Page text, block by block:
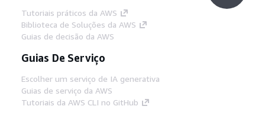
Tutoriais práticos da AWS
Biblioteca de Soluções da AWS
Guias de decisão da AWS
Guias De Serviço
Escolher um serviço de IA generativa
Guias de serviço da AWS
Tutoriais da AWS CLI no GitHub